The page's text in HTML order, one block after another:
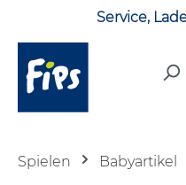
Zum HauptinhaltService,
Spielen Babyartikel